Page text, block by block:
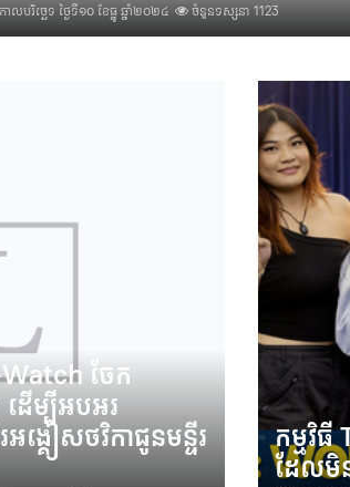
លបរិច្ឆេទ ថ្ងៃទី១០ ខែធ្នូ ឆ្នាំ២០២៤ ចំនួនទស្សនា 1123
Watch ចែក
ើម្បីអបអរ
ង្គៀសថវិកាជូនមន្ទីរ
កម្មវិធី
ដែលមិ